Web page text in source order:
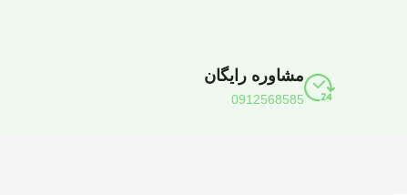
مشاوره رایگان
0912568585